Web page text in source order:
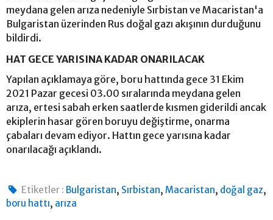
meydana gelen arıza nedeniyle Sırbistan ve Macaristan'a
Bulgaristan üzerinden Rus doğal gazı akışının durduğunu
bildirdi.
HAT GECE YARISINA KADAR ONARILACAK
Yapılan açıklamaya göre, boru hattında gece 31 Ekim
2021 Pazar gecesi 03.00 sıralarında meydana gelen
arıza, ertesi sabah erken saatlerde kısmen giderildi ancak
ekiplerin hasar gören boruyu değiştirme, onarma
çabaları devam ediyor. Hattın gece yarısına kadar
onarılacağı açıklandı.
Etiketler : Bulgaristan, Sırbistan,Macaristan, doğal gaz,
boru hattı, arıza